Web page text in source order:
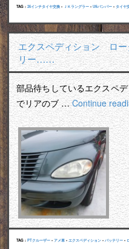
TAG : 26インチタイヤ交換 • ＪＫラングラー • USバンパー • タイヤ
エクスペディション ロ
リー……
部品待ちしているエクスペ
でリアのブ …Continue
TAG : PTクルーザー • アメ車 • エクスペディション • バッテリー •